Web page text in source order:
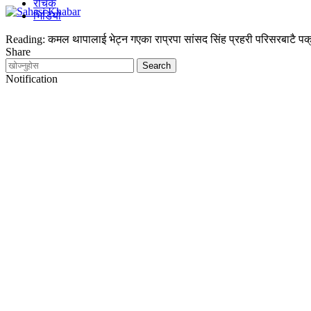
रोचक
भिडियो
Reading: कमल थापालाई भेट्न गएका राप्रपा सांसद सिंह प्रहरी परिसरबाटै
Share
Notification